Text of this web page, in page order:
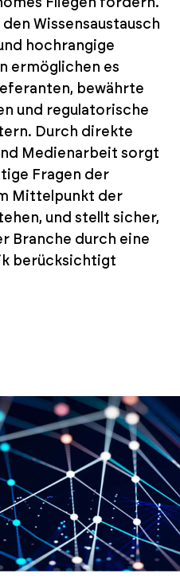
Fliegen fördern.
Wissensaustausch
hochrangige
ermöglichen es
bewährte
und regulatorische
Durch direkte
Medienarbeit sorgt
Fragen der
Mittelpunkt der
und stellt sicher,
Branche durch eine
berücksichtigt